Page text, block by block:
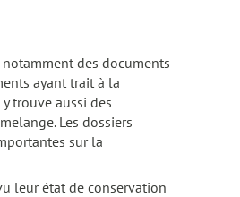
des documents
ayant trait à la
trouve aussi des
Les dossiers
sur la
leur état de conservation